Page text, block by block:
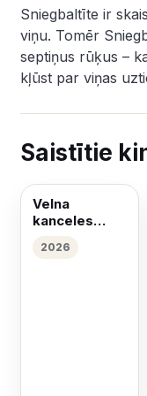
Sniegbaltīte ir
viņu. Tomēr
septiņus rūķus –
kļūst par viņas
Saistītie
Velna
kanceles
2026